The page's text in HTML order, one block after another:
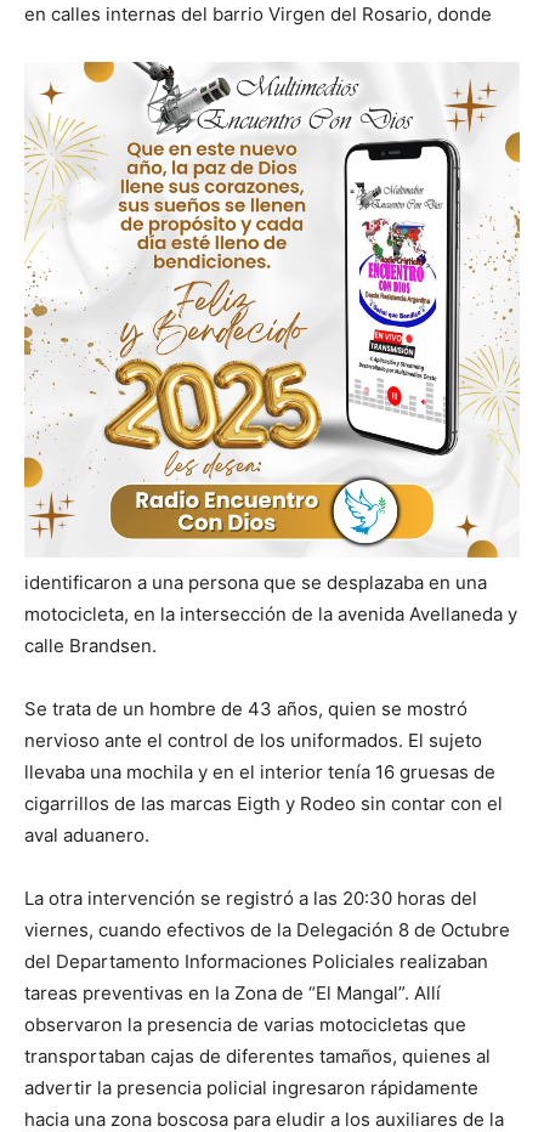
en calles internas del barrio Virgen del Rosario, donde
identificaron a una persona que se desplazaba en una
motocicleta, en la intersección de la avenida Avellaneda y
calle Brandsen.
Se trata de un hombre de 43 años, quien se mostró
nervioso ante el control de los uniformados. El sujeto
llevaba una mochila y en el interior tenía 16 gruesas de
cigarrillos de las marcas Eigth y Rodeo sin contar con el
aval aduanero.
La otra intervención se registró a las 20:30 horas del
viernes, cuando efectivos de la Delegación 8 de Octubre
del Departamento Informaciones Policiales realizaban
tareas preventivas en la Zona de “El Mangal”. Allí
observaron la presencia de varias motocicletas que
transportaban cajas de diferentes tamaños, quienes al
advertir la presencia policial ingresaron rápidamente
hacia una zona boscosa para eludir a los auxiliares de la